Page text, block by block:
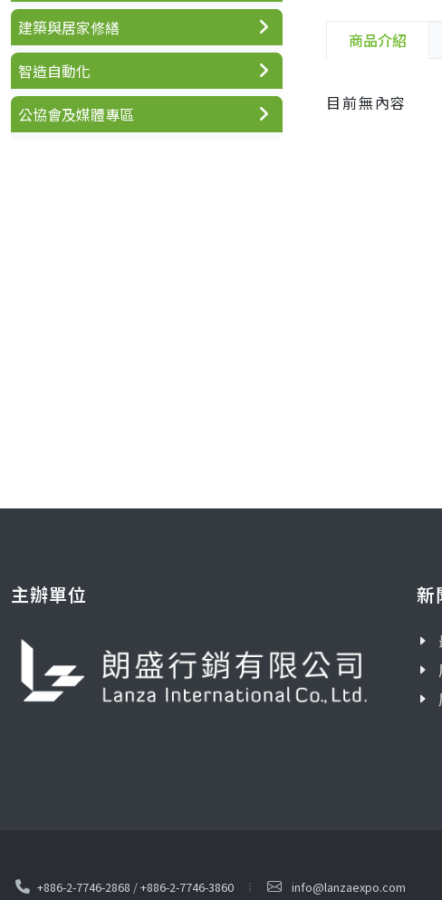
商品介紹
目前無內容
建築與居家修繕
智造自動化
公協會及媒體專區
主辦單位 新
+886-2-7746-2868 /+886-2-7746-3860 info@lanzaexpo.com